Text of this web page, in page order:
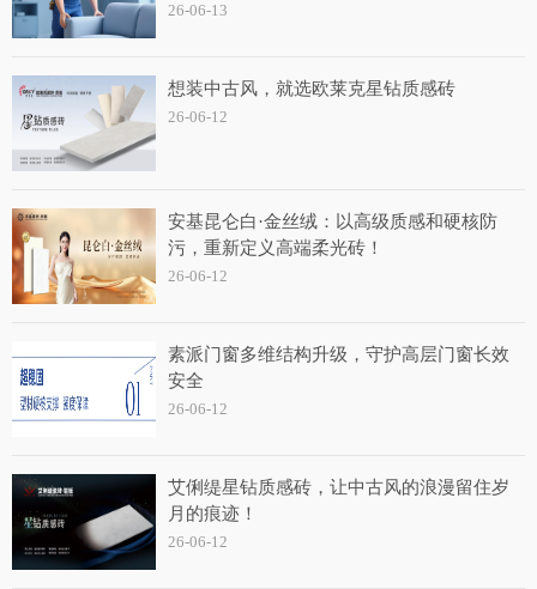
26-06-13
想装中古风，就选欧莱克星钻质感砖
26-06-12
安基昆仑白·金丝绒：以高级质感和硬核防
污，重新定义高端柔光砖！
26-06-12
素派门窗多维结构升级，守护高层门窗长效
安全
26-06-12
艾俐缇星钻质感砖，让中古风的浪漫留住岁
月的痕迹！
26-06-12